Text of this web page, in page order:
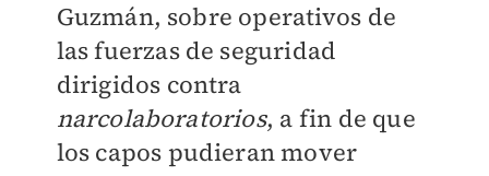
Guzmán, sobre operativos de
las fuerzas de seguridad
dirigidos contra
narcolaboratorios, a fin de que
los capos pudieran mover